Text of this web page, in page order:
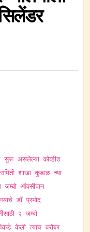
सुरू असलेल्या कोव्हीड
शाखा कुडाळ च्या
जम्बो ऑक्सीजन
डॉ प्रमोद
२ जम्बो
केली त्याच बरोबर